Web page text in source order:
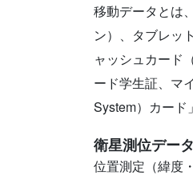
移動データとは
ン）、タブレッ
ャッシュカード
ード学生証、マ
System）カード
衛星測位データ
位置測定（緯度